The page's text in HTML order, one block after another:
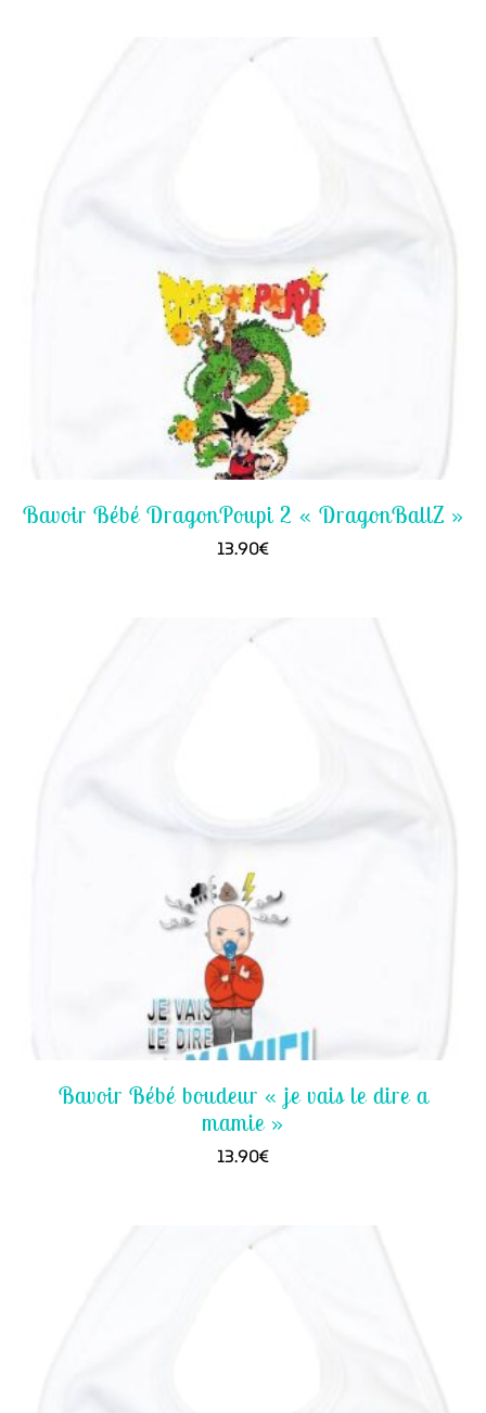
Bavoir Bébé DragonPoupi 2 « DragonBallZ »
13.90€
Bavoir Bébé boudeur « je vais le dire a
mamie »
13.90€